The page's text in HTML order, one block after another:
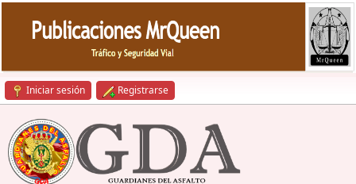
Iniciar sesión Registrarse